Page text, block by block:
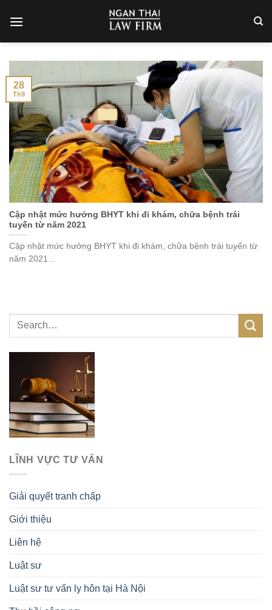
LĨNH VỰC TƯ VẤN
Giải quyết tranh chấp
Giới thiệu
Liên hệ
Luật sư
Luật sư tư vấn ly hôn tại Hà Nội
Cập nhật mức hưởng BHYT khi đi khám, chữa bệnh trái
tuyến từ năm 2021
Cập nhật mức hưởng BHYT khi đi khám, chữa bệnh trái tuyến từ
năm 2021...
28
Th9